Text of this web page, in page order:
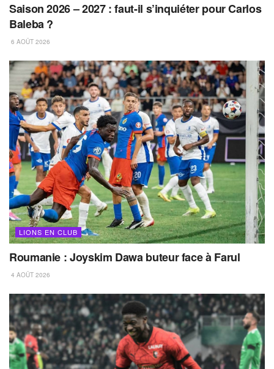
Saison 2026 – 2027 : faut-il s’inquiéter pour Carlos
Baleba ?
6 AOÛT 2026
LIONS EN CLUB
Roumanie : Joyskim Dawa buteur face à Farul
4 AOÛT 2026